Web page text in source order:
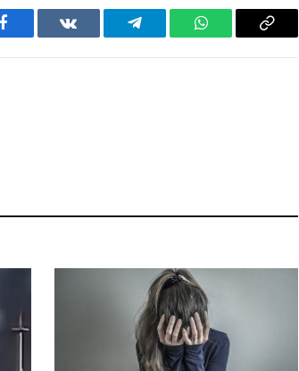
Facebook VKontakteTelegram WhatsAppCopy